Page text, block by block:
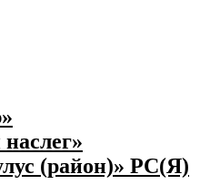
(район)» РС(Я)